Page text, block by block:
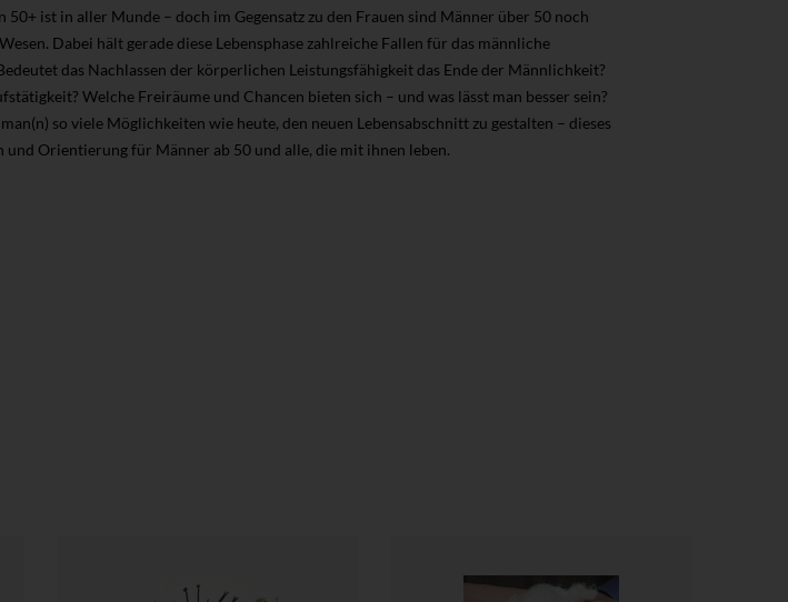
ist in aller Munde – doch im Gegensatz zu den Frauen sind Männer über 50 noch
Dabei hält gerade diese Lebensphase zahlreiche Fallen für das männliche
das Nachlassen der körperlichen Leistungsfähigkeit das Ende der Männlichkeit?
Welche Freiräume und Chancen bieten sich – und was lässt man besser sein?
so viele Möglichkeiten wie heute, den neuen Lebensabschnitt zu gestalten – dieses
Orientierung für Männer ab 50 und alle, die mit ihnen leben.